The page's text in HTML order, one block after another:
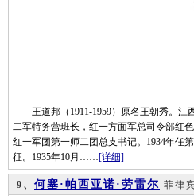
王道邦（1911-1959）原名王朝秀。江
二军特务营班长，红一方面军总司令部红
红一军团第一师二团总支书记。1934年任
征。1935年10月……[详细]
9、 何塞·帕西亚诺·劳雷尔 菲律